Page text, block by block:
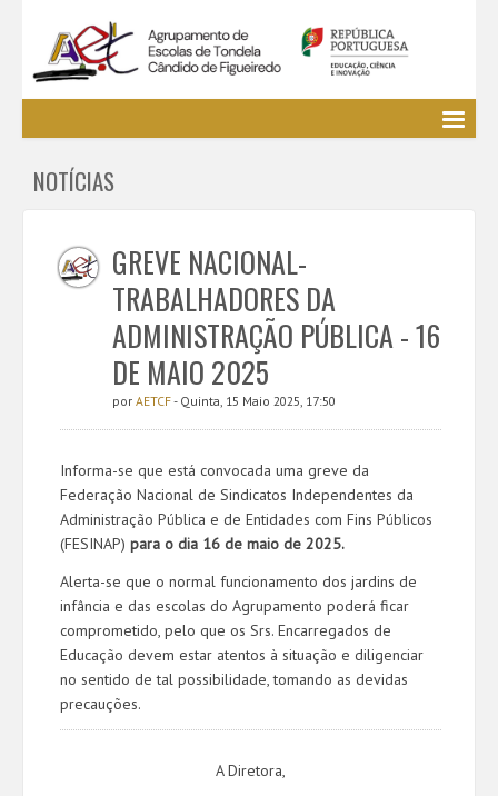
EE / Alunos
Cursos Profissionais
Bibliotecas
Media AETCF
Legislação
Utilizador não identificado. (Entrar)
NOTÍCIAS
GREVE NACIONAL-
TRABALHADORES DA
ADMINISTRAÇÃO PÚBLICA - 16
DE MAIO 2025
por AETCF- Quinta, 15 Maio 2025, 17:50
Informa-se que está convocada uma greve da
Federação Nacional de Sindicatos Independentes da
Administração Pública e de Entidades com Fins Públicos
(FESINAP) para o dia 16 de maio de 2025.
Alerta-se que o normal funcionamento dos jardins de
infância e das escolas do Agrupamento poderá ficar
comprometido, pelo que os Srs. Encarregados de
Educação devem estar atentos à situação e diligenciar
no sentido de tal possibilidade, tomando as devidas
precauções.
A Diretora,